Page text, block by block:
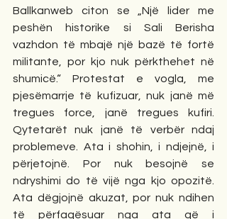
Ballkanweb citon se „Një lider me
peshën historike si Sali Berisha
vazhdon të mbajë një bazë të fortë
militante, por kjo nuk përkthehet në
shumicë.“ Protestat e vogla, me
pjesëmarrje të kufizuar, nuk janë më
tregues force, janë tregues kufiri.
Qytetarët nuk janë të verbër ndaj
problemeve. Ata i shohin, i ndjejnë, i
përjetojnë. Por nuk besojnë se
ndryshimi do të vijë nga kjo opozitë.
Ata dëgjojnë akuzat, por nuk ndihen
të përfaqësuar nga ata që i